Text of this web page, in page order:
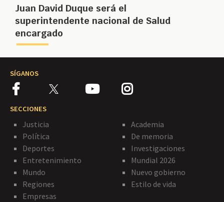
Juan David Duque será el
superintendente nacional de Salud
encargado
SÍGANOS
SECCIONES
Justicia
Política
Deportes
Entretenimiento
Mundo
Regiones
Empresas
Academia
De memoria
Investigaciones
Mundial 2026
Nuevo gobierno
Estilo de vida